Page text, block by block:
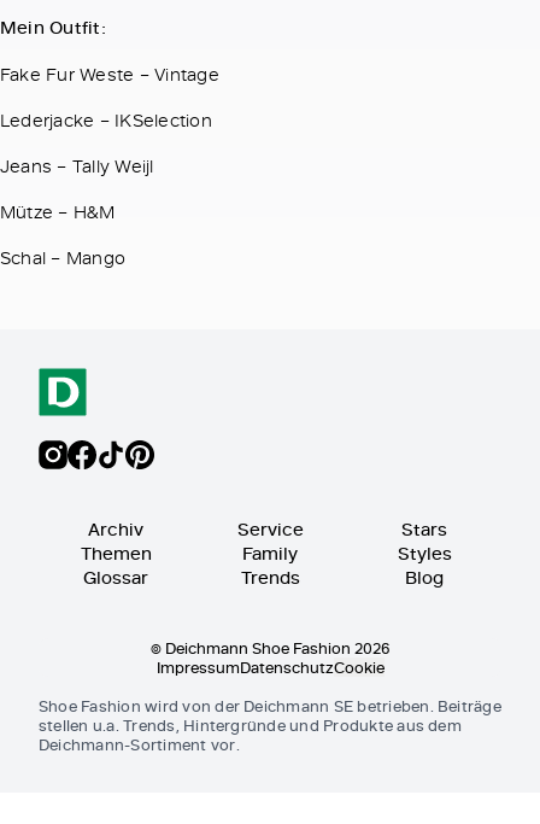
Mein Outfit:
Fake Fur Weste – Vintage
Lederjacke – IKSelection
Jeans – Tally Weijl
Mütze – H&M
Schal – Mango
Archiv
Themen
Glossar
Service
Family
Trends
Stars
Styles
Blog
© Deichmann Shoe Fashion 2026
ImpressumDatenschutzCookie
Shoe Fashion wird von der Deichmann SE betrieben. Beiträge
stellen u.a. Trends, Hintergründe und Produkte aus dem
Deichmann-Sortiment vor.